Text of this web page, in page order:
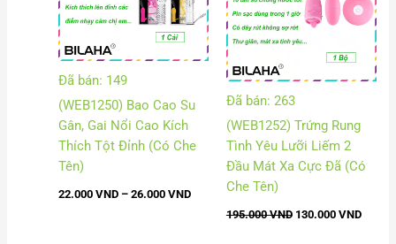
Đã bán: 149
(WEB1250) Bao Cao Su
Gân, Gai Nổi Cao Kích
Thích Tột Đỉnh (Có Che
Tên)
22.000VND – 26.000VND
Đã bán: 263
(WEB1252) Trứng Rung
Tình Yêu Lưỡi Liếm 2
Đầu Mát Xa Cực Đã (Có
Che Tên)
195.000VND 130.000 VND